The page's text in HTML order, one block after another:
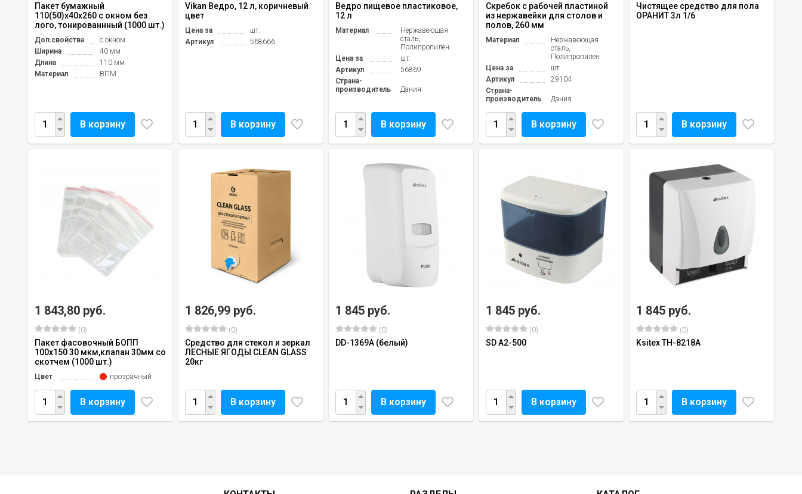
Пакет бумажный
110(50)х40х260 с окном без
лого, тонированнный (1000 шт.)
Доп.свойства
с окном
Ширина
40 мм
Длина
110 мм
Материал
ВПМ
В корзину
Vikan Ведро, 12 л, коричневый
цвет
Цена за
шт.
Артикул
568666
В корзину
Ведро пищевое пластиковое,
12 л
Материал
Нержавеющая
сталь,
Полипропилен
Цена за
шт.
Артикул
56869
Страна-
производитель
Дания
В корзину
Скребок с рабочей пластиной
из нержавейки для столов и
полов, 260 мм
Материал
Нержавеющая
сталь,
Полипропилен
Цена за
шт.
Артикул
29104
Страна-
производитель
Дания
В корзину
Чистящее средство для пола
ОРАНИТ 3л 1/6
В корзину
1 843,80 руб.
(0)
Пакет фасовочный БОПП
100х150 30 мкм,клапан 30мм со
скотчем (1000 шт.)
Цвет прозрачный
В корзину
1 826,99 руб.
(0)
Средство для стекол и зеркал
ЛЕСНЫЕ ЯГОДЫ CLEAN GLASS
20кг
В корзину
1 845 руб.
(0)
DD-1369A (белый)
В корзину
1 845 руб.
(0)
SD A2-500
В корзину
1 845 руб.
(0)
Ksitex TH-8218A
В корзину